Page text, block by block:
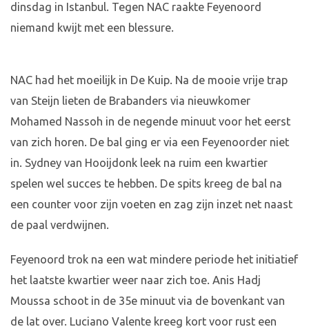
dinsdag in Istanbul. Tegen NAC raakte Feyenoord
niemand kwijt met een blessure.
NAC had het moeilijk in De Kuip. Na de mooie vrije trap
van Steijn lieten de Brabanders via nieuwkomer
Mohamed Nassoh in de negende minuut voor het eerst
van zich horen. De bal ging er via een Feyenoorder niet
in. Sydney van Hooijdonk leek na ruim een kwartier
spelen wel succes te hebben. De spits kreeg de bal na
een counter voor zijn voeten en zag zijn inzet net naast
de paal verdwijnen.
Feyenoord trok na een wat mindere periode het initiatief
het laatste kwartier weer naar zich toe. Anis Hadj
Moussa schoot in de 35e minuut via de bovenkant van
de lat over. Luciano Valente kreeg kort voor rust een